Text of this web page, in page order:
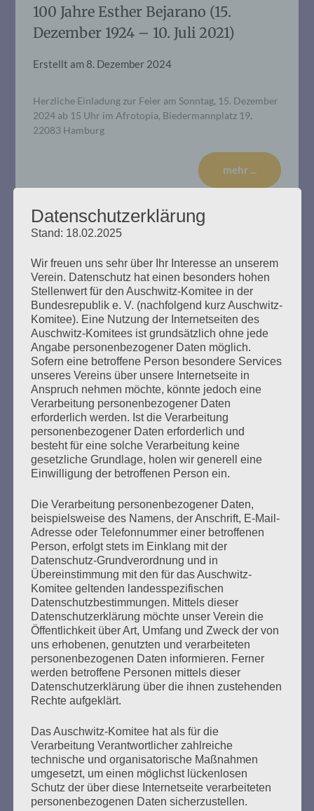
100 Jahre Esther Bejarano (15.
Dezember 1924 – 10. Juli 2021)
Erstellt am8. Dezember 2024
Herzliche Einladung zur Feier am Sonntag, 15. Dezember
2024 ab 15 Uhr im Afrotopia, Biedermannplatz 19,
22083 Hamburg
mehr ...
spricht
Erstellt am8. Dezember 2024
Ein Buch zum 100. Geburtstag von Esther Bejarano. Hrsg.
vom Auschwitz-Komitee in der Bundesrepublik
Deutschland e. V., Zusammengestellt von Helga Obens
und Susanne Kondoch-Klockow, mit einem Beitrag von
Detlef Garbe
mehr ...
Seitennummerierung
der
Beiträge
Zurück 4 Weiter
Ich kann mir nichts Schlimmeres vorstellen, als dass
die Erfahrung meiner Generation in Vergessenheit
gerät. Dann wären alle Opfer des Faschismus und
des Krieges, alles, was wir erlitten haben, umsonst
gewesen. Aber ihr seid da. Wir bauen auf euch. Ich
vertraue euch, liebe Freundinnen und Freunde! Eine
bessere Welt ist möglich.
Esther Bejarano - 6. September 2019
Datenschutzerklärung
Stand: 18.02.2025
Wir freuen uns sehr über Ihr Interesse an unserem
Verein. Datenschutz hat einen besonders hohen
Stellenwert für den Auschwitz-Komitee in der
Bundesrepublik e. V. (nachfolgend kurz Auschwitz-
Komitee). Eine Nutzung der Internetseiten des
Auschwitz-Komitees ist grundsätzlich ohne jede
Angabe personenbezogener Daten möglich.
Sofern eine betroffene Person besondere Services
unseres Vereins über unsere Internetseite in
Anspruch nehmen möchte, könnte jedoch eine
Verarbeitung personenbezogener Daten
erforderlich werden. Ist die Verarbeitung
personenbezogener Daten erforderlich und
besteht für eine solche Verarbeitung keine
gesetzliche Grundlage, holen wir generell eine
Einwilligung der betroffenen Person ein.
Die Verarbeitung personenbezogener Daten,
beispielsweise des Namens, der Anschrift, E-Mail-
Adresse oder Telefonnummer einer betroffenen
Person, erfolgt stets im Einklang mit der
Datenschutz-Grundverordnung und in
Übereinstimmung mit den für das Auschwitz-
Komitee geltenden landesspezifischen
Datenschutzbestimmungen. Mittels dieser
Datenschutzerklärung möchte unser Verein die
Öffentlichkeit über Art, Umfang und Zweck der von
uns erhobenen, genutzten und verarbeiteten
personenbezogenen Daten informieren. Ferner
werden betroffene Personen mittels dieser
Datenschutzerklärung über die ihnen zustehenden
Rechte aufgeklärt.
Das Auschwitz-Komitee hat als für die
Verarbeitung Verantwortlicher zahlreiche
technische und organisatorische Maßnahmen
umgesetzt, um einen möglichst lückenlosen
Schutz der über diese Internetseite verarbeiteten
personenbezogenen Daten sicherzustellen.